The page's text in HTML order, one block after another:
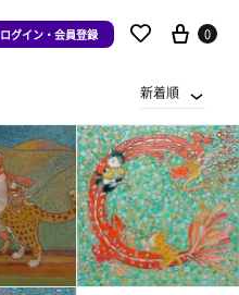
ログイン・会員登録 0
新着順